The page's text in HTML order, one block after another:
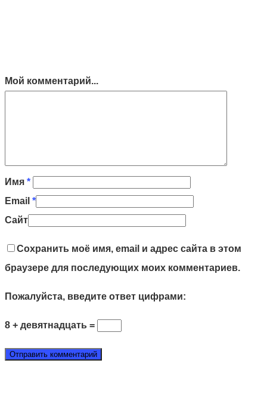
Мой комментарий...
Имя *
Email *
Сайт
Сохранить моё имя, email и адрес сайта в этом
браузере для последующих моих комментариев.
Пожалуйста, введите ответ цифрами:
8 + девятнадцать =